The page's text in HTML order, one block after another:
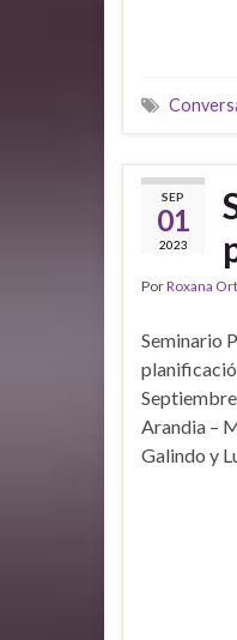
SEP
01
2023
PorRoxana
Seminario
Arandia –
Galindo y